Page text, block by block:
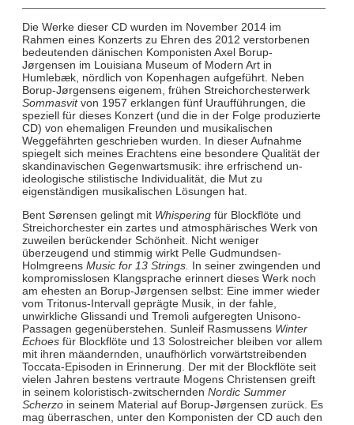
Die Werke dieser CD wurden im November 2014 im
Rahmen eines Konzerts zu Ehren des 2012 verstorbenen
bedeutenden dänischen Komponisten Axel Borup-
Jørgensen im Louisiana Museum of Modern Art in
Humlebæk, nördlich von Kopenhagen aufgeführt. Neben
Borup-Jørgensens eigenem, frühen Streichorchesterwerk
Sommasvitvon 1957 erklangen fünf Uraufführungen, die
speziell für dieses Konzert (und die in der Folge produzierte
CD) von ehemaligen Freunden und musikalischen
Weggefährten geschrieben wurden. In dieser Aufnahme
spiegelt sich meines Erachtens eine besondere Qualität der
skandinavischen Gegenwartsmusik: ihre erfrischend un-
ideologische stilistische Individualität, die Mut zu
eigenständigen musikalischen Lösungen hat.
Bent Sørensen gelingt mit Whisperingfür Blockflöte und
Streichorchester ein zartes und atmosphärisches Werk von
zuweilen berückender Schönheit. Nicht weniger
überzeugend und stimmig wirkt Pelle Gudmundsen-
Holmgreens Music for 13 Strings. In seiner zwingenden und
kompromisslosen Klangsprache erinnert dieses Werk noch
am ehesten an Borup-Jørgensen selbst: Eine immer wieder
vom Tritonus-Intervall geprägte Musik, in der fahle,
unwirkliche Glissandi und Tremoli aufgeregten Unisono-
Passagen gegenüberstehen. Sunleif Rasmussens Winter
Echoesfür Blockflöte und 13 Solostreicher bleiben vor allem
mit ihren mäandernden, unaufhörlich vorwärtstreibenden
Toccata-Episoden in Erinnerung. Der mit der Blockflöte seit
vielen Jahren bestens vertraute Mogens Christensen greift
in seinem koloristisch-zwitschernden Nordic Summer
Scherzoin seinem Material auf Borup-Jørgensen zurück. Es
mag überraschen, unter den Komponisten der CD auch den